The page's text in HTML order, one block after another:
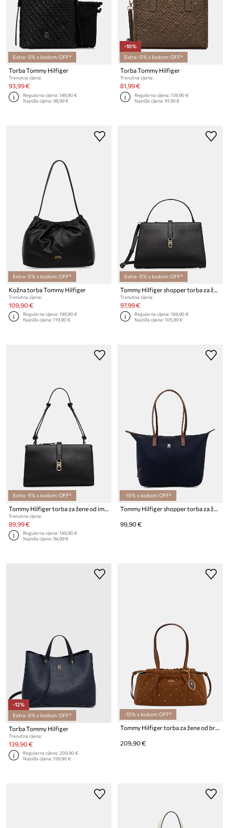
Extra -5% s kodom: OFF*
Torba Tommy Hilfiger
Trenutna cijena:
93,99 €
Regularna cijena:149,90 €
Najniža cijena:98,99 €
-10%
Extra -5% s kodom: OFF*
Torba Tommy Hilfiger
Trenutna cijena:
81,99 €
Regularna cijena:139,90 €
Najniža cijena:91,99 €
Extra -5% s kodom: OFF*
Kožna torba Tommy Hilfiger
Trenutna cijena:
109,90 €
Regularna cijena:199,90 €
Najniža cijena:119,90 €
Extra -5% s kodom: OFF*
Trenutna cijena:
97,99 €
Regularna cijena:169,90 €
Najniža cijena:105,99 €
Extra -5% s kodom: OFF*
Tommy Hilfiger torba za žene od imitacije kože
Trenutna cijena:
89,99 €
Regularna cijena:149,90 €
Najniža cijena:94,99 €
-15% s kodom: OFF*
Tommy Hilfiger shopper torba za žene
99,90 €
-12%
Extra -5% s kodom: OFF*
Torba Tommy Hilfiger
Trenutna cijena:
139,90 €
Regularna cijena:209,90 €
Najniža cijena:159,90 €
-15% s kodom: OFF*
Tommy Hilfiger torba za žene od brušene kože
209,90 €